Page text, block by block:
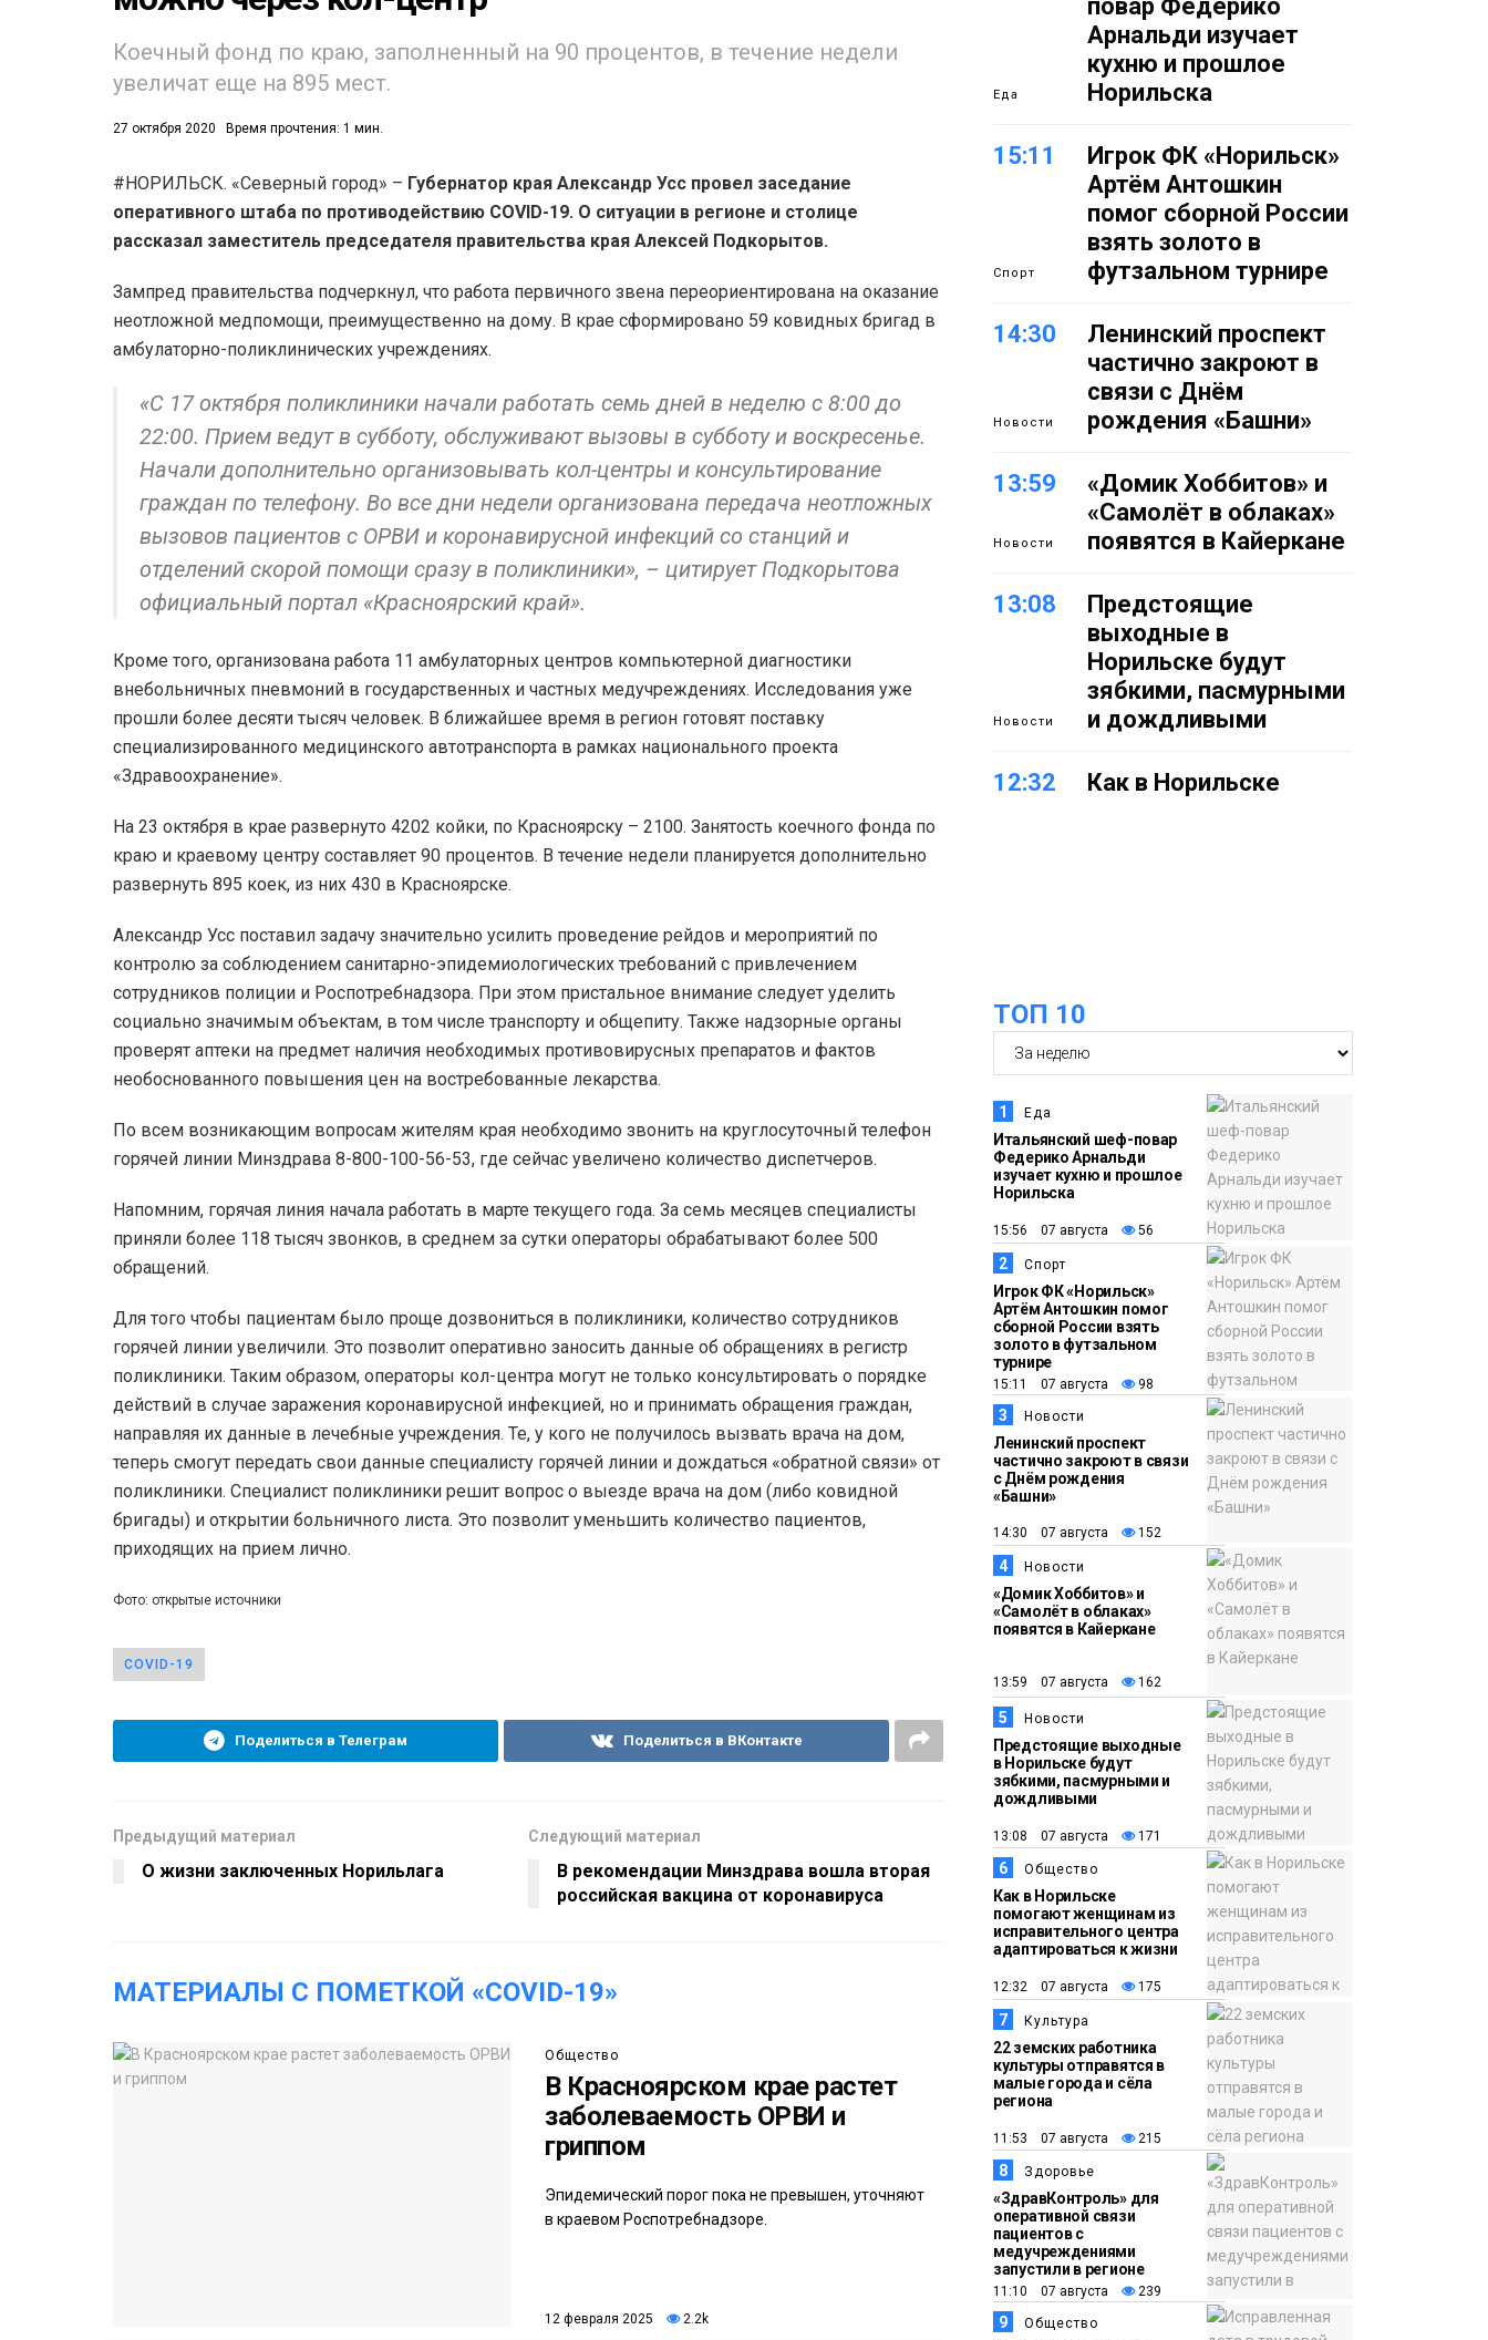
Коечный фонд по краю, заполненный на 90 процентов, в течение недели
увеличат еще на 895 мест.
27 октября 2020 Время прочтения: 1 мин.
#НОРИЛЬСК. «Северный город» – Губернатор края Александр Усс провел заседание
оперативного штаба по противодействию COVID-19. О ситуации в регионе и столице
рассказал заместитель председателя правительства края Алексей Подкорытов.
Зампред правительства подчеркнул, что работа первичного звена переориентирована на оказание
неотложной медпомощи, преимущественно на дому. В крае сформировано 59 ковидных бригад в
амбулаторно-поликлинических учреждениях.
«С 17 октября поликлиники начали работать семь дней в неделю с 8:00 до
22:00. Прием ведут в субботу, обслуживают вызовы в субботу и воскресенье.
Начали дополнительно организовывать кол-центры и консультирование
граждан по телефону. Во все дни недели организована передача неотложных
вызовов пациентов с ОРВИ и коронавирусной инфекций со станций и
отделений скорой помощи сразу в поликлиники», – цитирует Подкорытова
официальный портал «Красноярский край».
Кроме того, организована работа 11 амбулаторных центров компьютерной диагностики
внебольничных пневмоний в государственных и частных медучреждениях. Исследования уже
прошли более десяти тысяч человек. В ближайшее время в регион готовят поставку
специализированного медицинского автотранспорта в рамках национального проекта
«Здравоохранение».
На 23 октября в крае развернуто 4202 койки, по Красноярску – 2100. Занятость коечного фонда по
краю и краевому центру составляет 90 процентов. В течение недели планируется дополнительно
развернуть 895 коек, из них 430 в Красноярске.
Александр Усс поставил задачу значительно усилить проведение рейдов и мероприятий по
контролю за соблюдением санитарно-эпидемиологических требований с привлечением
сотрудников полиции и Роспотребнадзора. При этом пристальное внимание следует уделить
социально значимым объектам, в том числе транспорту и общепиту. Также надзорные органы
проверят аптеки на предмет наличия необходимых противовирусных препаратов и фактов
необоснованного повышения цен на востребованные лекарства.
По всем возникающим вопросам жителям края необходимо звонить на круглосуточный телефон
горячей линии Минздрава 8-800-100-56-53, где сейчас увеличено количество диспетчеров.
Напомним, горячая линия начала работать в марте текущего года. За семь месяцев специалисты
приняли более 118 тысяч звонков, в среднем за сутки операторы обрабатывают более 500
обращений.
Для того чтобы пациентам было проще дозвониться в поликлиники, количество сотрудников
горячей линии увеличили. Это позволит оперативно заносить данные об обращениях в регистр
поликлиники. Таким образом, операторы кол-центра могут не только консультировать о порядке
действий в случае заражения коронавирусной инфекцией, но и принимать обращения граждан,
направляя их данные в лечебные учреждения. Те, у кого не получилось вызвать врача на дом,
теперь смогут передать свои данные специалисту горячей линии и дождаться «обратной связи» от
поликлиники. Специалист поликлиники решит вопрос о выезде врача на дом (либо ковидной
бригады) и открытии больничного листа. Это позволит уменьшить количество пациентов,
приходящих на прием лично.
Фото: открытые источники
COVID-19
Поделиться в Телеграм Поделиться в ВКонтакте
Предыдущий материал
О жизни заключенных Норильлага
Следующий материал
В рекомендации Минздрава вошла вторая
российская вакцина от коронавируса
МАТЕРИАЛЫ С ПОМЕТКОЙ «COVID-19»
Общество
В Красноярском крае растет
заболеваемость ОРВИ и
гриппом
Эпидемический порог пока не превышен, уточняют
в краевом Роспотребнадзоре.
12 февраля 2025 2.2k
Еда
повар Федерико
Арнальди изучает
кухню и прошлое
Норильска
15:11
Спорт
Игрок ФК «Норильск»
Артём Антошкин
помог сборной России
взять золото в
футзальном турнире
14:30
Новости
Ленинский проспект
частично закроют в
связи с Днём
рождения «Башни»
13:59
Новости
«Домик Хоббитов» и
«Самолёт в облаках»
появятся в Кайеркане
13:08
Новости
Предстоящие
выходные в
Норильске будут
зябкими, пасмурными
и дождливыми
12:32
Как в Норильске
Культура
в малые города и сёла
региона
11:10
Здоровье
«ЗдравКонтроль» для
оперативной связи
пациентов с
медучреждениями
запустили в регионе
10:25
Общество
Исправленная дата в
трудовой книжке
стоила норильчанке 9
месяцев стажа
09:36
Новости
Жителей Норильска
обвиняют в
организации
подпольного казино
ТОП 10
1 Еда
Итальянский шеф-повар
Федерико Арнальди
изучает кухню и прошлое
Норильска
15:56 07 августа 56
2 Спорт
Игрок ФК «Норильск»
Артём Антошкин помог
сборной России взять
золото в футзальном
турнире
15:11 07 августа 98
3 Новости
Ленинский проспект
частично закроют в связи
с Днём рождения
«Башни»
14:30 07 августа 152
4 Новости
«Домик Хоббитов» и
«Самолёт в облаках»
появятся в Кайеркане
13:59 07 августа 162
5 Новости
Предстоящие выходные
в Норильске будут
зябкими, пасмурными и
дождливыми
13:08 07 августа 171
6 Общество
Как в Норильске
помогают женщинам из
исправительного центра
адаптироваться к жизни
12:32 07 августа 175
7 Культура
22 земских работника
культуры отправятся в
малые города и сёла
региона
11:53 07 августа 215
8 Здоровье
«ЗдравКонтроль» для
оперативной связи
пациентов с
медучреждениями
запустили в регионе
11:10 07 августа 239
9 Общество